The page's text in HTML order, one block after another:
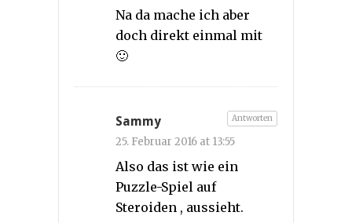
Na da mache ich aber
doch direkt einmal mit
🙂
Sammy
25. Februar 2016 at 13:55
Also das ist wie ein
Puzzle-Spiel auf
Steroiden , aussieht.
Antworten